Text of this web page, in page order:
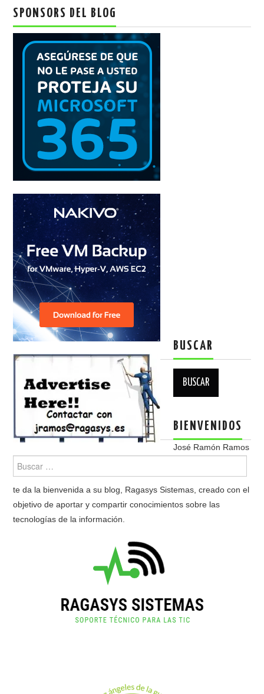
SPONSORS DEL BLOG
BUSCAR
BIENVENIDOS
José Ramón Ramos
te da la bienvenida a su blog, Ragasys Sistemas, creado con el
objetivo de aportar y compartir conocimientos sobre las
tecnologías de la información.